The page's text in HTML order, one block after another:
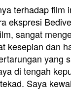
terhadap film
ekspresi
sangat
kesepian dan
yang
di tengah
Saya